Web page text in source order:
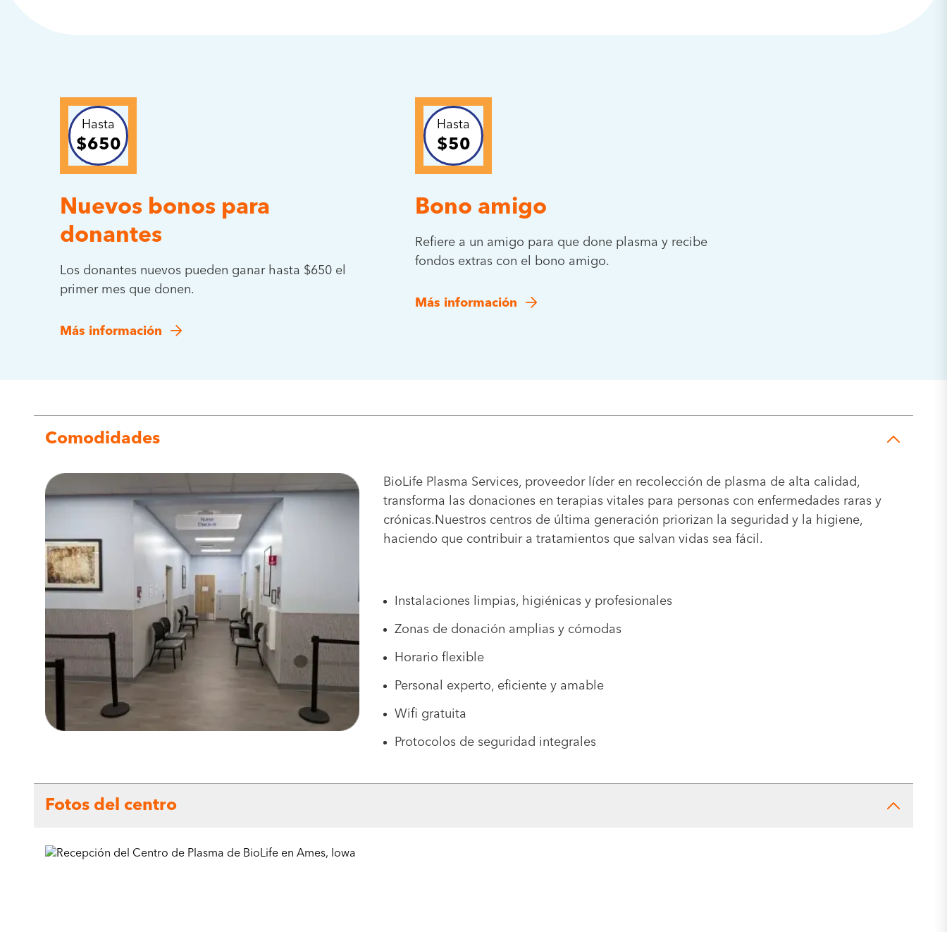
Hasta
$650
Nuevos bonos para
donantes
Los donantes nuevos pueden ganar hasta $650 el
primer mes que donen.
Más información
Hasta
$50
Bono amigo
Refiere a un amigo para que done plasma y recibe
fondos extras con el bono amigo.
Más información
Comodidades
BioLife Plasma Services, proveedor líder en recolección de plasma de alta calidad,
transforma las donaciones en terapias vitales para personas con enfermedades raras y
crónicas.Nuestros centros de última generación priorizan la seguridad y la higiene,
haciendo que contribuir a tratamientos que salvan vidas sea fácil.
Instalaciones limpias, higiénicas y profesionales
Zonas de donación amplias y cómodas
Horario flexible
Personal experto, eficiente y amable
Wifi gratuita
Protocolos de seguridad integrales
Fotos del centro